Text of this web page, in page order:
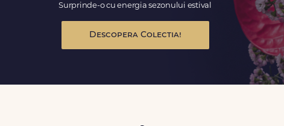
Surprinde-o cu energia sezonului estival
Descopera Colectia!